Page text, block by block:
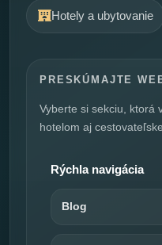
Hotely a ubytovanie
PRESKÚMAJTE
Vyberte si sekciu, ktorá
hotelom aj
Rýchla navigácia
Blog